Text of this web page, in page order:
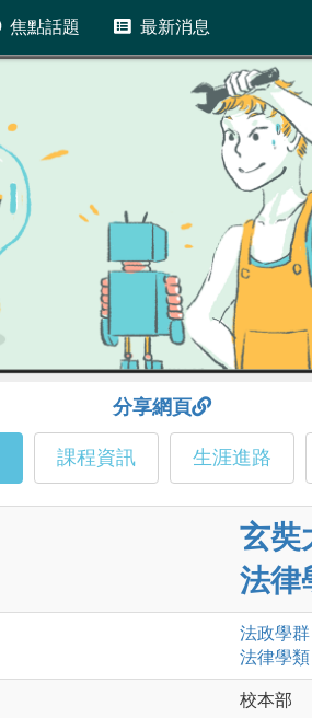
焦點話題 最新消息
分享網頁
課程資訊 生涯進路
玄奘
法律
法政學群
法律學類
校本部